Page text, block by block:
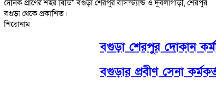
দৈনিক প্রাণের শহর বিডি" বগুড়া শেরপুর বাসস্ট্যান্ড ও দুবলাগাড়ী, শেরপুর
বগুড়া থেকে প্রকাশিত।
শিরোনাম
বগুড়া শেরপুর দোকান
বগুড়ার প্রবীণ সেনা কর্মকর্তা